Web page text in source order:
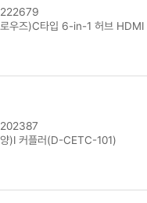
우즈)C타입 6-in-1 허브
)I 커플러(D-CETC-101)